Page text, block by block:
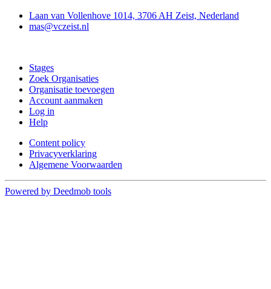
Laan van Vollenhove 1014, 3706 AH Zeist, Nederland
mas@vczeist.nl
Stages
Zoek Organisaties
Organisatie toevoegen
Account aanmaken
Log in
Help
Content policy
Privacyverklaring
Algemene Voorwaarden
Powered by Deedmob tools